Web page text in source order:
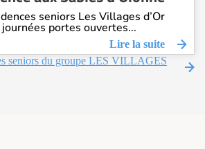
seniors Les Villages d’Or
portes ouvertes...
Lire la suite
seniors du groupe LES VILLAGES